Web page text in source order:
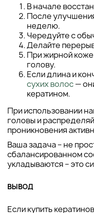
В начале
После
неделю.
Чередуйте с
Делайте
При жирной коже
голову.
Если длина и
сухих волос—
кератином.
При использовании
головы и
проникновения
Ваша задача – не
сбалансированном
укладываются – это
ВЫВОД
Если купить